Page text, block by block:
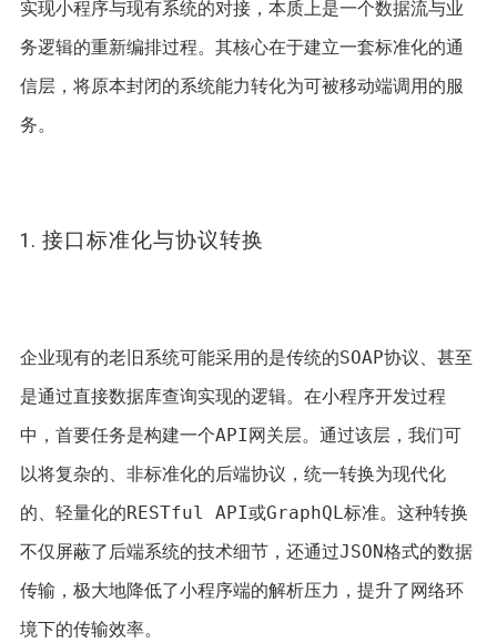
实现小程序与现有系统的对接，本质上是一个数据流与业
务逻辑的重新编排过程。其核心在于建立一套标准化的通
信层，将原本封闭的系统能力转化为可被移动端调用的服
务。
1. 接口标准化与协议转换
企业现有的老旧系统可能采用的是传统的SOAP协议、甚至
是通过直接数据库查询实现的逻辑。在小程序开发过程
中，首要任务是构建一个API网关层。通过该层，我们可
以将复杂的、非标准化的后端协议，统一转换为现代化
的、轻量化的RESTful API或GraphQL标准。这种转换
不仅屏蔽了后端系统的技术细节，还通过JSON格式的数据
传输，极大地降低了小程序端的解析压力，提升了网络环
境下的传输效率。